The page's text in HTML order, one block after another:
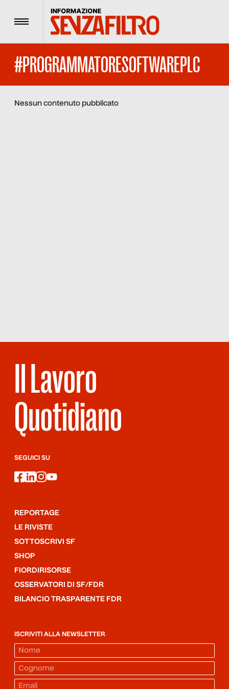
Menu
#PROGRAMMATORESOFTWAREPLC
Nessun contenuto pubblicato
Il Lavoro
Quotidiano
SEGUICI SU
facebook
linkedin
instagram
youtube
REPORTAGE
LE RIVISTE
SOTTOSCRIVI SF
SHOP
FIORDIRISORSE
OSSERVATORI DI SF/FDR
BILANCIO TRASPARENTE FDR
ISCRIVITI ALLA NEWSLETTER